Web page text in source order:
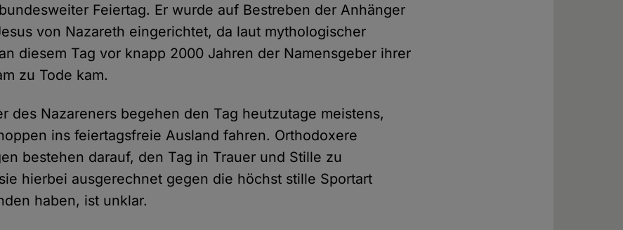
Feiertag. Er wurde auf Bestreben der Anhänger
von Nazareth eingerichtet, da laut mythologischer
diesem Tag vor knapp 2000 Jahren der Namensgeber ihrer
zu Tode kam.
des Nazareners begehen den Tag heutzutage meistens,
ins feiertagsfreie Ausland fahren. Orthodoxere
bestehen darauf, den Tag in Trauer und Stille zu
hierbei ausgerechnet gegen die höchst stille Sportart
haben, ist unklar.